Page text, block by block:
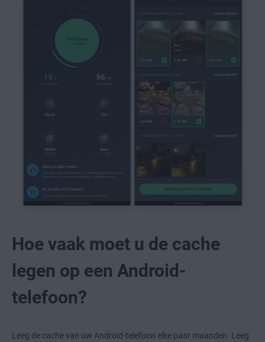
Hoe vaak moet u de cache
legen op een Android-
telefoon?
Leeg de cache van uw Android-telefoon elke paar maanden. Leeg